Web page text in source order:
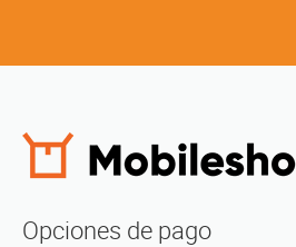
Opciones de pago